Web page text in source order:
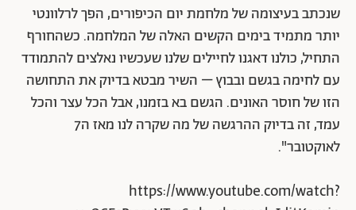
שנכתב בעיצומה של מלחמת יום הכיפורים, הפך לרלוונטי
יותר מתמיד בימים הקשים האלה של המלחמה. כשהחורף
התחיל, כולנו דאגנו לחיילים שלנו שעכשיו נאלצים להתמודד
עם לחימה בגשם ובבוץ – השיר מבטא בדיוק את התחושה
הזו של חוסר האונים. הגשם בא בזמנו, אבל הכל עצר והכל
עמד, זה בדיוק ההרגשה של מה שקרה לנו מאז ה7
לאוקטובר".
https://www.youtube.com/watch?